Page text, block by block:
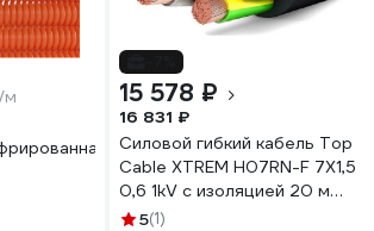
м 15 578 ₽
16 831 ₽
Силовой гибкий кабель Top
Cable XTREM H07RN-F 7Х1,5
0,6 1kV с изоляцией 20 м
3007001MR20RU
5(1)